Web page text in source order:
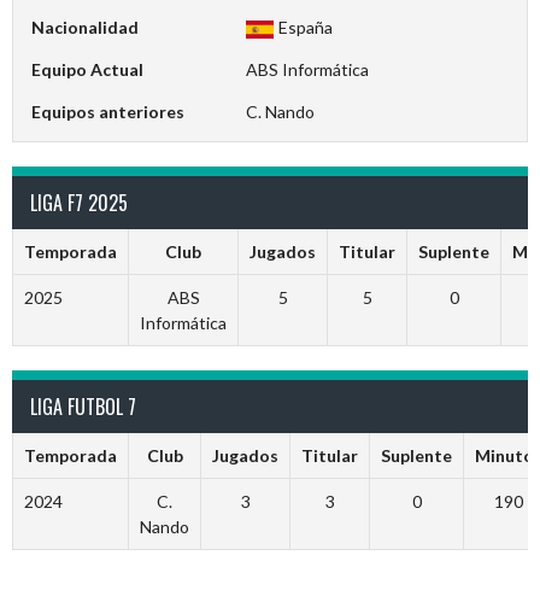
Nacionalidad España
Equipo Actual ABS Informática
Equipos anteriores C. Nando
LIGA F7 2025
Temporada Club Jugados Titular Suplente
2025
ABS
Informática
5 5 0
LIGA FUTBOL 7
Temporada Club Jugados Titular Suplente
2024
C.
Nando
3 3 0 190